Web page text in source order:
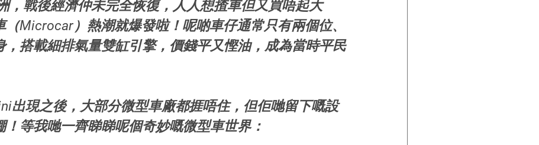
，戰後經濟仲未完全恢復，人人想揸車但又買唔起大
Microcar）熱潮就爆發啦！呢啲車仔通常只有兩個位、
，搭載細排氣量雙缸引擎，價錢平又慳油，成為當時平民
出現之後，大部分微型車廠都捱唔住，但佢哋留下嘅設
！等我哋一齊睇睇呢個奇妙嘅微型車世界：